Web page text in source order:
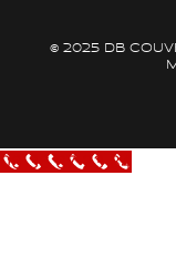
© 2025 DB
06 36 67 23 84